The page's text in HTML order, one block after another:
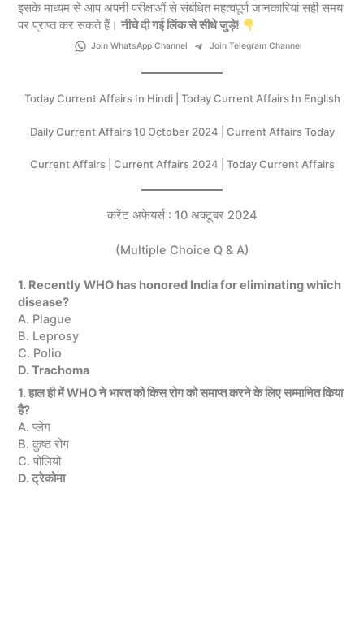
इसके माध्यम से आप अपनी परीक्षाओं से संबंधित महत्वपूर्ण जानकारियां सही समय
पर प्राप्त कर सकते हैं।नीचे दी गई लिंक से सीधे जुड़े!
Join WhatsApp Channel Join Telegram Channel
Today Current Affairs In Hindi | Today Current Affairs In English
Daily Current Affairs 10 October 2024 | Current Affairs Today
Current Affairs | Current Affairs 2024 | Today Current Affairs
करेंट अफेयर्स : 10 अक्टूबर 2024
(Multiple Choice Q & A)
1. Recently WHO has honored India for eliminating which
disease?
A. Plague
B. Leprosy
C. Polio
D. Trachoma
1. हाल ही में WHO ने भारत को किस रोग को समाप्त करने के लिए सम्मानित किया
है?
A. प्लेग
B. कुष्ठ रोग
C. पोलियो
D. ट्रेकोमा